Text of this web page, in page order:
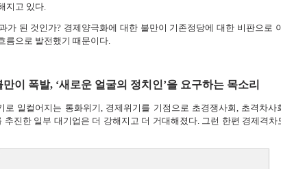
지고 있다.
가 된 것인가? 경제양극화에 대한 불만이 기존정당에 대한 비판으로
름으로 발전했기 때문이다.
이 폭발, ‘새로운 얼굴의 정치인’을 요구하는 목소리
로 일컬어지는 통화위기, 경제위기를 기점으로 초경쟁사회, 초격차사
추진한 일부 대기업은 더 강해지고 더 거대해졌다. 그런 한편 경제격차